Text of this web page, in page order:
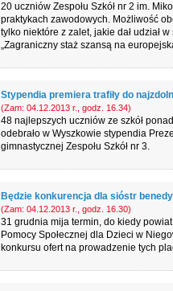
20 uczniów Zespołu Szkół nr 2 im.
praktykach zawodowych. Możliwość
tylko niektóre z zalet, jakie dał udział
„Zagraniczny staż szansą na
Stypendia premiera trafiły do
(Zam: 04.12.2013 r., godz. 16.34)
48 najlepszych uczniów ze szkół
odebrało w Wyszkowie stypendia
gimnastycznej Zespołu Szkół nr 3.
Będzie konkurencja dla sióstr
(Zam: 04.12.2013 r., godz. 16.30)
31 grudnia mija termin, do kiedy
Pomocy Społecznej dla Dzieci w
konkursu ofert na prowadzenie tych